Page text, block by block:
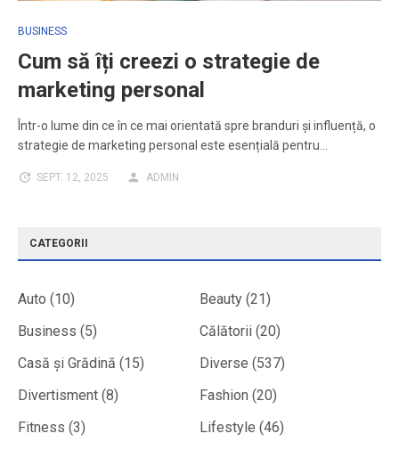
BUSINESS
Cum să îți creezi o strategie de
marketing personal
Într-o lume din ce în ce mai orientată spre branduri și influență, o
strategie de marketing personal este esențială pentru…
SEPT. 12, 2025 ADMIN
CATEGORII
Auto (10) Beauty (21)
Business (5) Călătorii (20)
Casă și Grădină (15) Diverse (537)
Divertisment (8) Fashion (20)
Fitness (3) Lifestyle (46)